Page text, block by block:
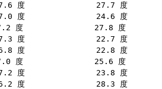
度               27.7 度
度               24.6 度
度               27.8 度
度               22.7 度
度               22.8 度
度               25.6 度
度               23.8 度
度               28.3 度